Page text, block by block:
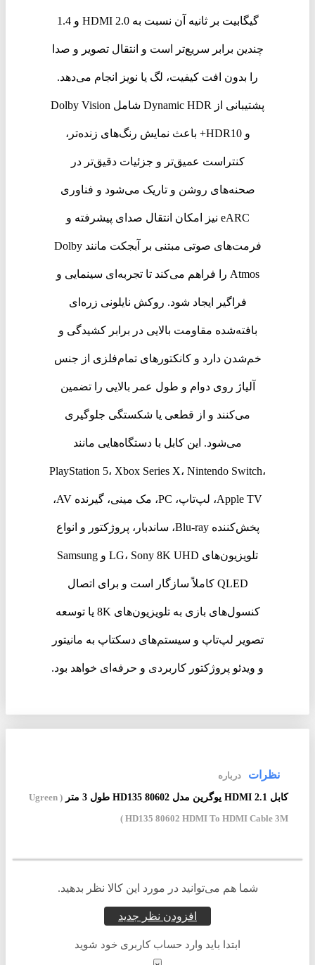
گیگابیت بر ثانیه آن نسبت به HDMI 2.0 و 1.4
چندین برابر سریع‌تر است و انتقال تصویر و صدا
را بدون افت کیفیت، لگ یا نویز انجام می‌دهد.
پشتیبانی از Dynamic HDR شامل Dolby Vision
و HDR10+ باعث نمایش رنگ‌های زنده‌تر،
کنتراست عمیق‌تر و جزئیات دقیق‌تر در
صحنه‌های روشن و تاریک می‌شود و فناوری
eARC نیز امکان انتقال صدای پیشرفته و
فرمت‌های صوتی مبتنی بر آبجکت مانند Dolby
Atmos را فراهم می‌کند تا تجربه‌ای سینمایی و
فراگیر ایجاد شود. روکش نایلونی زره‌ای
بافته‌شده مقاومت بالایی در برابر کشیدگی و
خم‌شدن دارد و کانکتورهای تمام‌فلزی از جنس
آلیاژ روی دوام و طول عمر بالایی را تضمین
می‌کنند و از قطعی یا شکستگی جلوگیری
می‌شود. این کابل با دستگاه‌هایی مانند
PlayStation 5، Xbox Series X، Nintendo Switch،
Apple TV، لپ‌تاپ، PC، مک مینی، گیرنده AV،
پخش‌کننده Blu-ray، ساندبار، پروژکتور و انواع
تلویزیون‌های LG، Sony 8K UHD و Samsung
QLED کاملاً سازگار است و برای اتصال
کنسول‌های بازی به تلویزیون‌های 8K یا توسعه
تصویر لپ‌تاپ و سیستم‌های دسکتاپ به مانیتور
و ویدئو پروژکتور کاربردی و حرفه‌ای خواهد بود.
نظرات درباره
کابل 2.1 HDMI یوگرین مدل HD135 80602 طول 3 متر
( Ugreen
HD135 80602 HDMI To HDMI Cable 3M )
شما هم می‌توانید در مورد این کالا نظر بدهید.
افزودن نظر جدید
ابتدا باید وارد حساب کاربری خود شوید